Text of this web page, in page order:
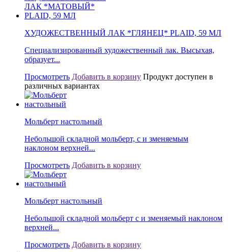
ХУДОЖЕСТВЕННЫЙ ЛАК *ГЛЯНЕЦ* PLAID, 59 МЛ
Специализированный художественный лак. Высыхая,
образует...
Просмотреть Добавить в корзину Продукт доступен в
различных вариантах
Мольберт настольный
Небольшой складной мольберт, с и зменяемым
наклоном верхней...
Просмотреть Добавить в корзину
Мольберт настольный
Небольшой складной мольберт с и зменяемый наклоном
верхней...
Просмотреть Добавить в корзину